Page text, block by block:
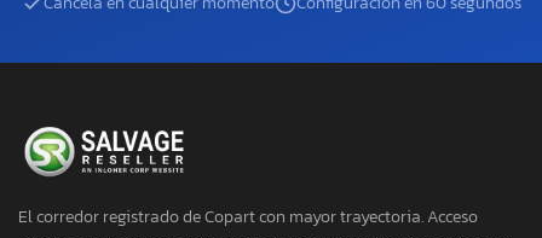
El corredor registrado de Copart con mayor trayectoria. Acceso